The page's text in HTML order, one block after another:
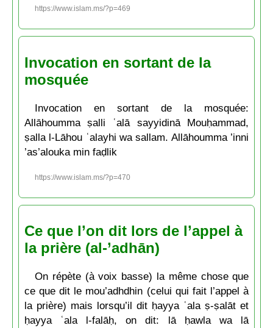
https://www.islam.ms/?p=469
Invocation en sortant de la
mosquée
Invocation en sortant de la mosquée:
Allāhoumma ṣalli ʿalā sayyidinā Mouḥammad,
ṣalla l-Lāhou ʿalayhi wa sallam. Allāhoumma ’inni
’as’alouka min faḍlik
https://www.islam.ms/?p=470
Ce que l’on dit lors de l’appel à
la prière (al-’adhān)
On répète (à voix basse) la même chose que
ce que dit le mou’adhdhin (celui qui fait l’appel à
la prière) mais lorsqu’il dit ḥayya ʿala ṣ-ṣalāt et
ḥayya ʿala l-falāḥ, on dit: lā ḥawla wa lā